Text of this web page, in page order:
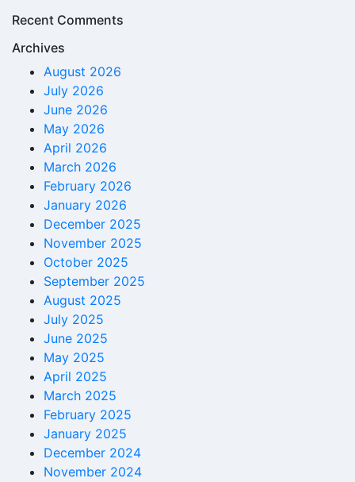
Recent Comments
Archives
August 2026
July 2026
June 2026
May 2026
April 2026
March 2026
February 2026
January 2026
December 2025
November 2025
October 2025
September 2025
August 2025
July 2025
June 2025
May 2025
April 2025
March 2025
February 2025
January 2025
December 2024
November 2024